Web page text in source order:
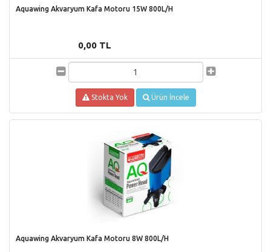
Aquawing Akvaryum Kafa Motoru 15W 800L/H
0,00 TL
Stokta Yok Ürün İncele
Aquawing Akvaryum Kafa Motoru 8W 800L/H